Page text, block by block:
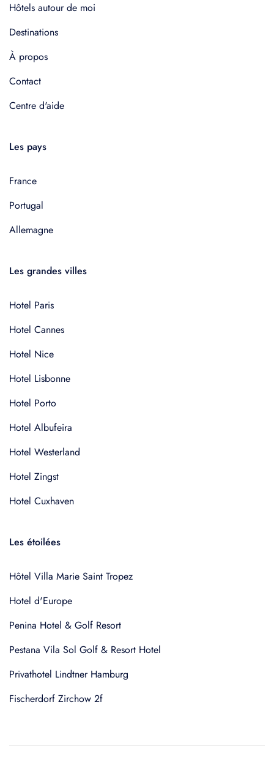
Hôtels autour de moi
Destinations
À propos
Contact
Centre d'aide
Les pays
France
Portugal
Allemagne
Les grandes villes
Hotel Paris
Hotel Cannes
Hotel Nice
Hotel Lisbonne
Hotel Porto
Hotel Albufeira
Hotel Westerland
Hotel Zingst
Hotel Cuxhaven
Les étoilées
Hôtel Villa Marie Saint Tropez
Hotel d'Europe
Penina Hotel & Golf Resort
Pestana Vila Sol Golf & Resort Hotel
Privathotel Lindtner Hamburg
Fischerdorf Zirchow 2f